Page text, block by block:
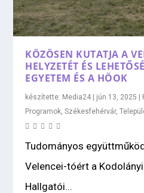
KÖZÖSEN KUTATJA A
HELYZETÉT ÉS
EGYETEM ÉS A HÖOK
készítette: Media24 | jún 13, 2025 |
Programok ,Székesfehérvár,
Tudományos
Velencei-tóért a
Hallgatói...